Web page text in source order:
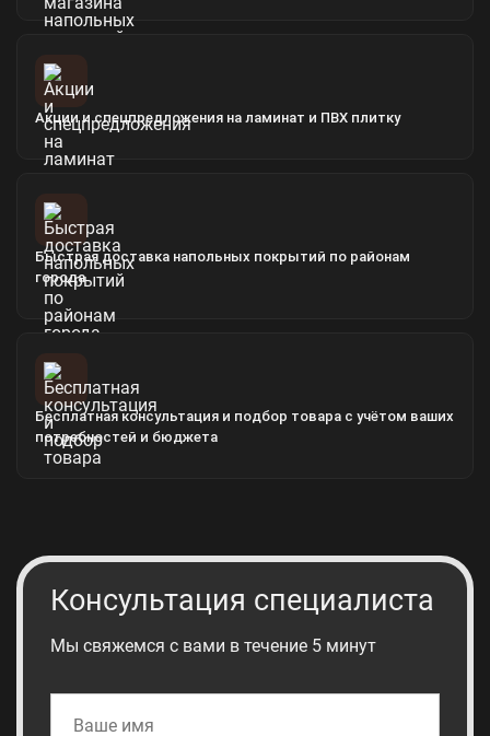
Акции и спецпредложения на ламинат и ПВХ плитку
Быстрая доставка напольных покрытий по районам
города
Бесплатная консультация и подбор товара с учётом ваших
потребностей и бюджета
Консультация специалиста
Мы свяжемся с вами в течение 5 минут